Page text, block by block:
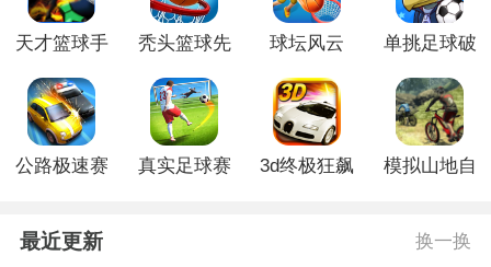
天才篮球手
秃头篮球先
球坛风云
单挑足球破
公路极速赛
真实足球赛
3d终极狂飙
模拟山地自
最近更新 换一换